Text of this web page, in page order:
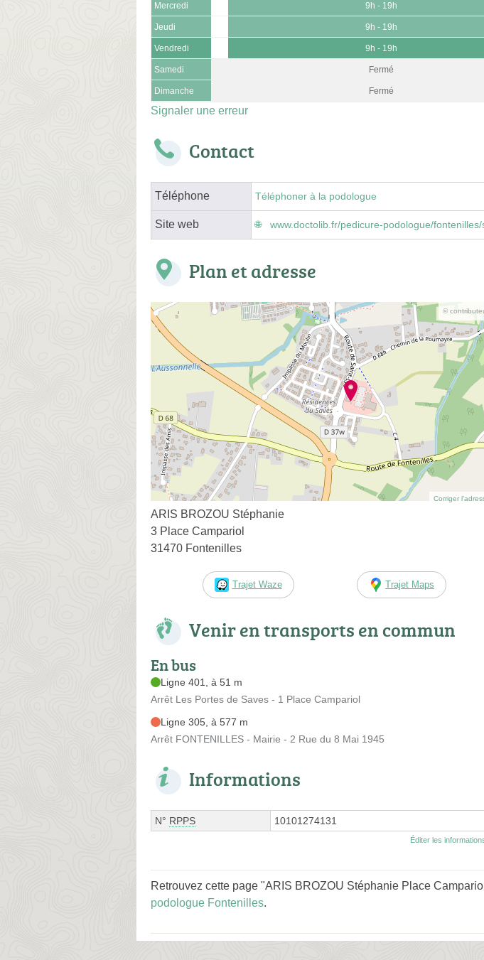
Mercredi 9h - 19h
Jeudi 9h - 19h
Vendredi 9h - 19h
Samedi Fermé
Dimanche Fermé
Signaler une erreur
Contact
Téléphone Téléphoner à la podologue
Site web www.doctolib.fr/pedicure-podologue/
Plan et adresse
©
Corriger
ARIS BROZOU Stéphanie
3 Place Campariol
31470 Fontenilles
Trajet Waze Trajet Maps
Venir en transports en commun
En bus
Ligne 401, à 51 m
Arrêt Les Portes de Saves - 1 Place Campariol
Ligne 305, à 577 m
Arrêt FONTENILLES - Mairie - 2 Rue du 8 Mai 1945
Informations
N° RPPS 10101274131
Éditer les
Retrouvez cette page "ARIS BROZOU Stéphanie Place
podologue Fontenilles.